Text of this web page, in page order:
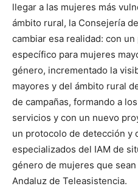
llegar a las mujeres más
ámbito rural, la Consejería
cambiar esa realidad: con
específico para mujeres
género, incrementado la
mayores y del ámbito rural
de campañas, formando a
servicios y con un nuevo
un protocolo de detección y
especializados del IAM de
género de mujeres que
Andaluz de Teleasistencia.